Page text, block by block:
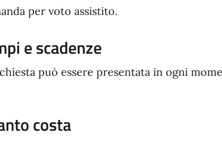
per voto assistito.
e scadenze
può essere presentata in ogni
costa